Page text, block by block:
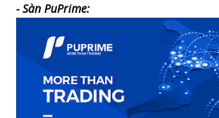
- Sàn PuPrime: